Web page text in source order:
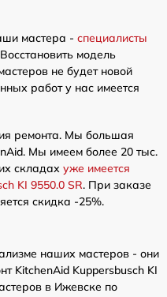
мастера - специалисты
модель
не будет новой
работ у нас имеется
ремонта. Мы большая
Мы имеем более 20 тыс.
складах уже имеется
KI 9550.0 SR. При заказе
скидка -25%.
наших мастеров - они
KitchenAid Kuppersbusch KI
в Ижевске по